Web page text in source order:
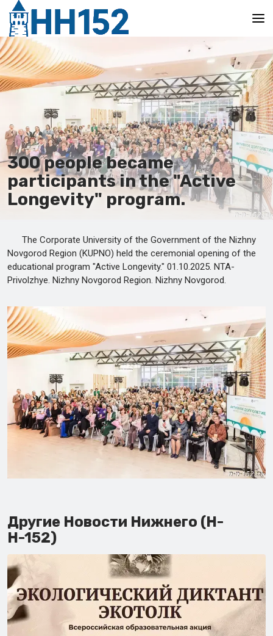
Главная
300 people became
participants in the "Active
Longevity" program.
The Corporate University of the Government of the Nizhny
Novgorod Region (KUPNO) held the ceremonial opening of the
educational program "Active Longevity." 01.10.2025. NTA-
Privolzhye. Nizhny Novgorod Region. Nizhny Novgorod.
Другие Новости Нижнего (Н-
Н-152)